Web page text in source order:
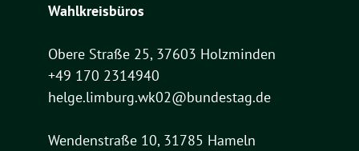
Wahlkreisbüros
Obere Straße 25, 37603 Holzminden
+49 170 2314940
helge.limburg.wk02@bundestag.de
Wendenstraße 10, 31785 Hameln